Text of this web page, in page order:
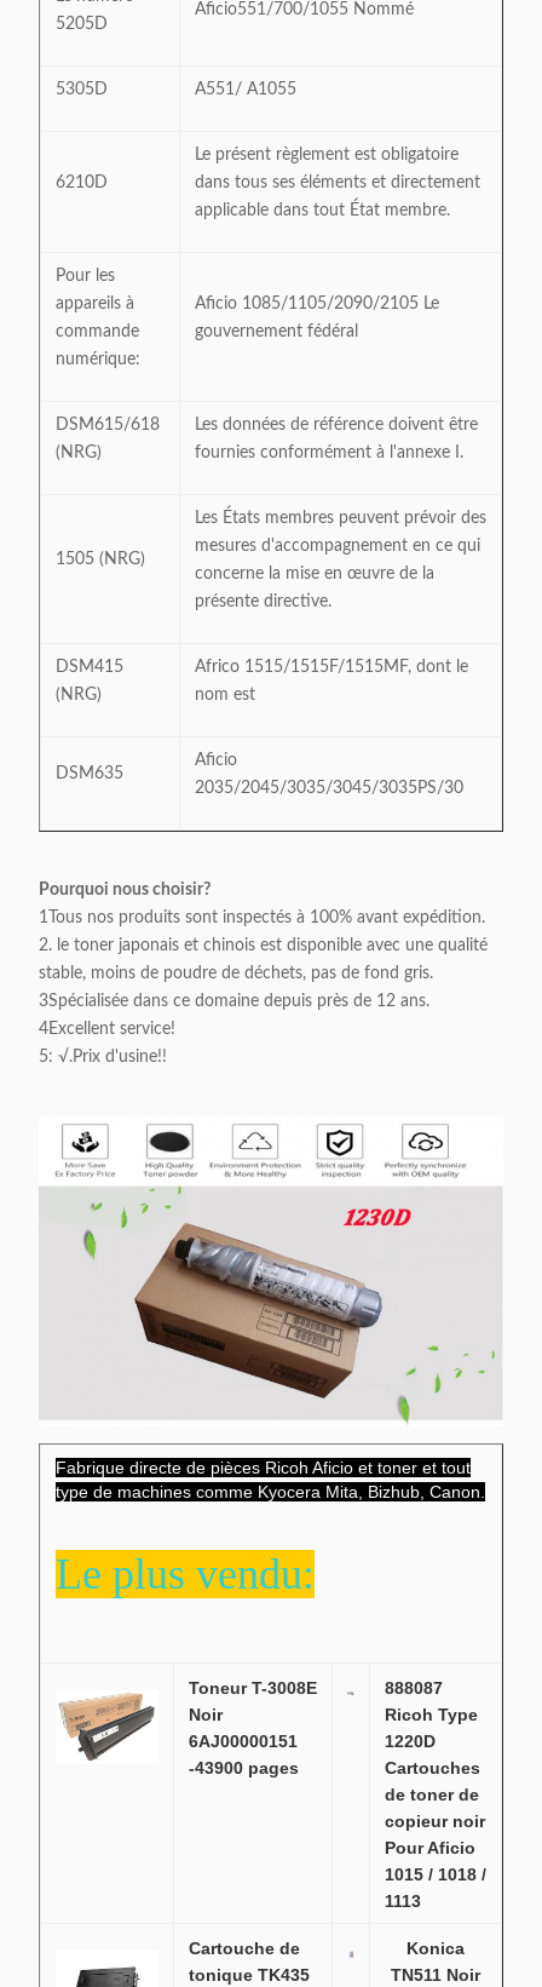
5205D
Aficio551/700/1055 Nommé
5305D A551/ A1055
6210D
Le présent règlement est obligatoire
dans tous ses éléments et directement
applicable dans tout État membre.
Pour les
appareils à
commande
numérique:
Aficio 1085/1105/2090/2105 Le
gouvernement fédéral
DSM615/618
(NRG)
Les données de référence doivent être
fournies conformément à l'annexe I.
1505 (NRG)
Les États membres peuvent prévoir des
mesures d'accompagnement en ce qui
concerne la mise en œuvre de la
présente directive.
DSM415
(NRG)
Africo 1515/1515F/1515MF, dont le
nom est
DSM635
Aficio
2035/2045/3035/3045/3035PS/30
Pourquoi nous choisir?
1Tous nos produits sont inspectés à 100% avant expédition.
2. le toner japonais et chinois est disponible avec une qualité
stable, moins de poudre de déchets, pas de fond gris.
3Spécialisée dans ce domaine depuis près de 12 ans.
4Excellent service!
5: √.Prix d'usine!!
Fabrique directe de pièces Ricoh Aficio et toner et tout
type de machines comme Kyocera Mita, Bizhub, Canon.
Le plus vendu:
Toneur T-3008E
Noir
6AJ00000151
-43900 pages
888087
Ricoh Type
1220D
Cartouches
de toner de
copieur noir
Pour Aficio
1015 / 1018 /
1113
Cartouche de
tonique TK435
Konica
TN511 Noir